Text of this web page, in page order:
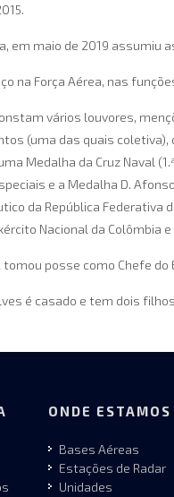
em maio de 2019 assumiu
na Força Aérea, nas
vários louvores,
(uma das quais
Medalha da Cruz Naval
e a Medalha D.
da República Federativa
Nacional da Colômbia
posse como Chefe
é casado e tem dois
ONDE ESTAMOS
Bases Aéreas
Estações de Radar
Unidades